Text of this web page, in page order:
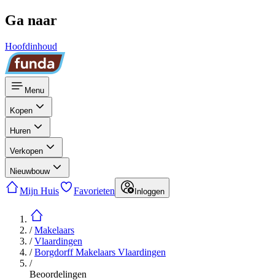
Ga naar
Hoofdinhoud
Menu
Kopen
Huren
Verkopen
Nieuwbouw
Mijn Huis Favorieten Inloggen
/Makelaars
/Vlaardingen
/Borgdorff Makelaars Vlaardingen
/
Beoordelingen